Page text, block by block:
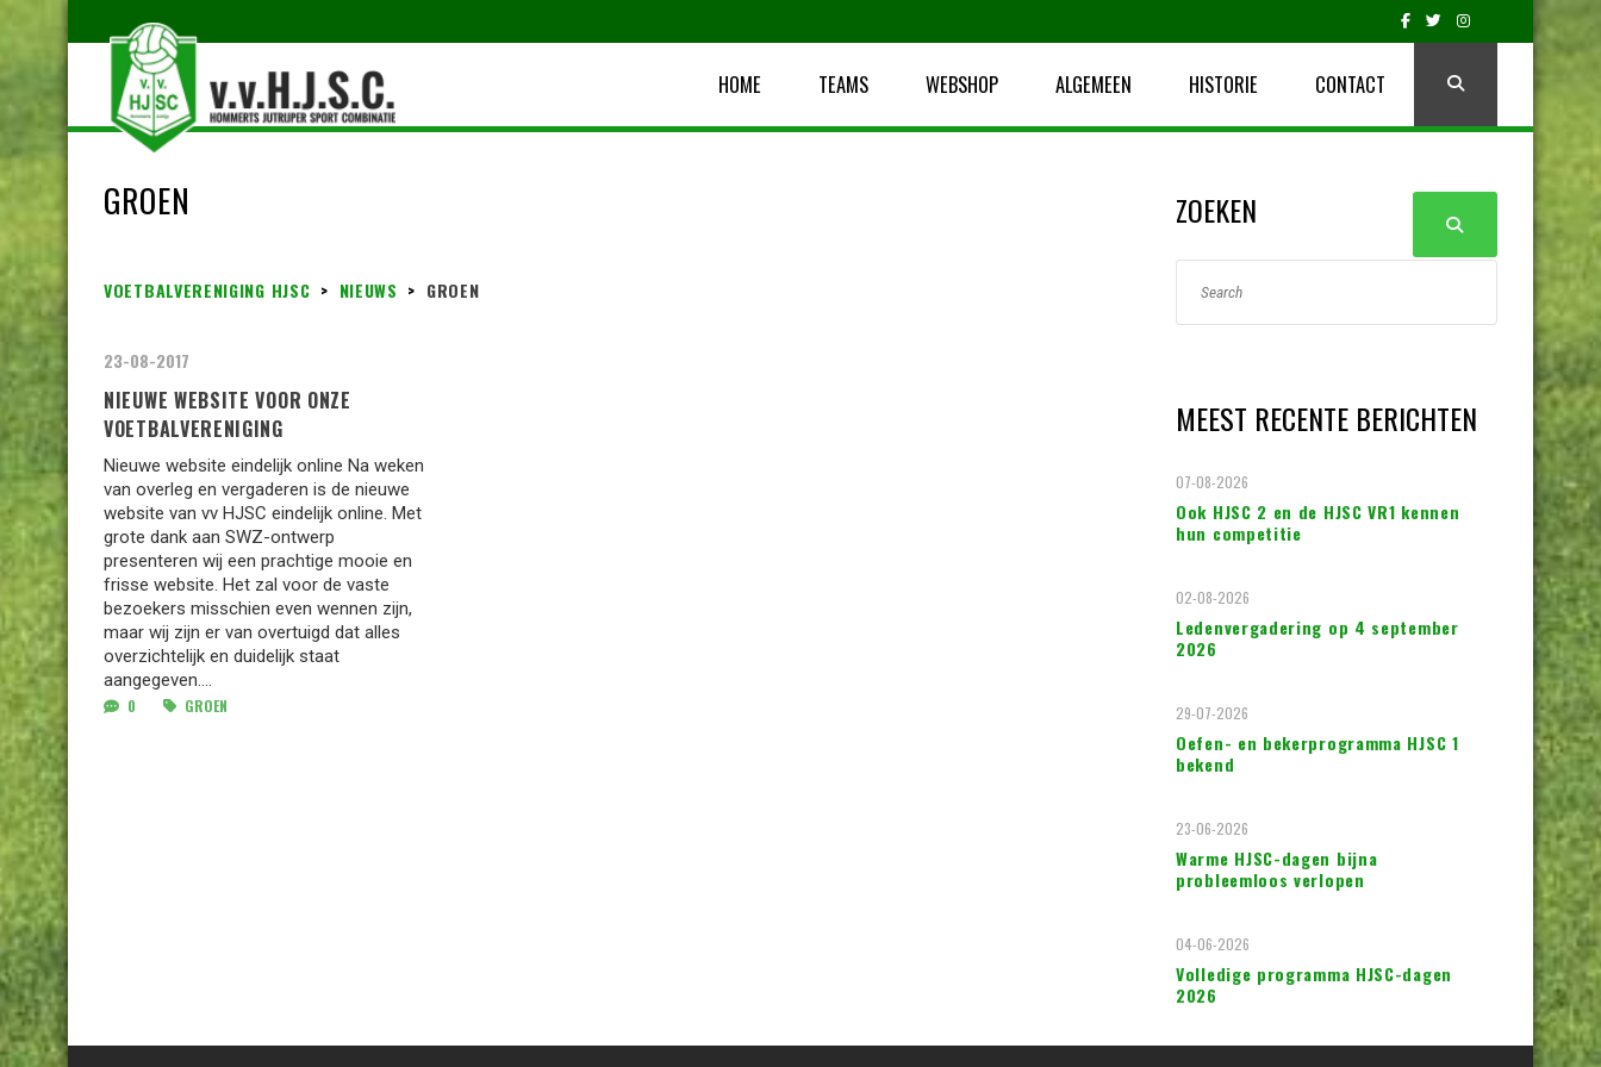
HOME TEAMS WEBSHOP ALGEMEEN HISTORIE CONTACT
GROEN
VOETBALVERENIGING HJSC > NIEUWS > GROEN
23-08-2017
NIEUWE WEBSITE VOOR ONZE
VOETBALVERENIGING
Nieuwe website eindelijk online Na weken
van overleg en vergaderen is de nieuwe
website van vv HJSC eindelijk online. Met
grote dank aan SWZ-ontwerp
presenteren wij een prachtige mooie en
frisse website. Het zal voor de vaste
bezoekers misschien even wennen zijn,
maar wij zijn er van overtuigd dat alles
overzichtelijk en duidelijk staat
aangegeven....
0 GROEN
ZOEKEN
MEEST RECENTE BERICHTEN
Ook HJSC 2 en de HJSC VR1 kennen
hun competitie
07-08-2026
Ledenvergadering op 4 september
2026
02-08-2026
Oefen- en bekerprogramma HJSC 1
bekend
29-07-2026
Warme HJSC-dagen bijna
probleemloos verlopen
23-06-2026
Volledige programma HJSC-dagen
2026
04-06-2026